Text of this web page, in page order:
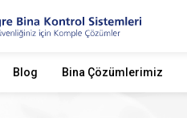
Blog Bina Çözümlerimiz